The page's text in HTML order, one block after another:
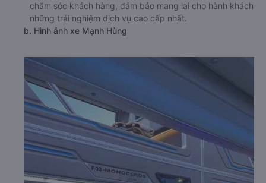
chăm sóc khách hàng, đảm bảo mang lại cho hành khách
những trải nghiệm dịch vụ cao cấp nhất.
b. Hình ảnh xe Mạnh Hùng